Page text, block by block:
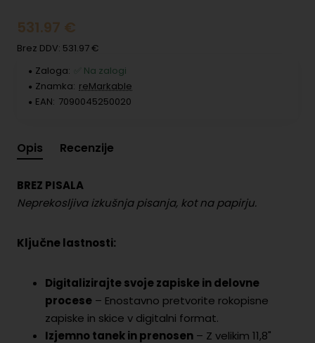
531.97 €
Brez DDV: 531.97 €
Zaloga:
✅ Na zalogi
Znamka: reMarkable
EAN: 7090045250020
Opis Recenzije
BREZ PISALA
Neprekosljiva izkušnja pisanja, kot na papirju.
Ključne lastnosti:
Digitalizirajte svoje zapiske in delovne
procese – Enostavno pretvorite rokopisne
zapiske in skice v digitalni format.
Izjemno tanek in prenosen – Z velikim 11,8"